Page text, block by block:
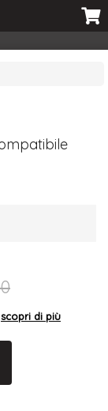
scopri di più